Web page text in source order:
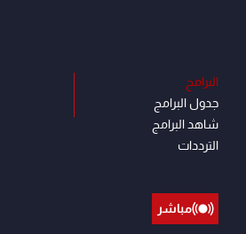
البرامج
جدول البرامج
شاهد البرامج
الترددات
مباشر